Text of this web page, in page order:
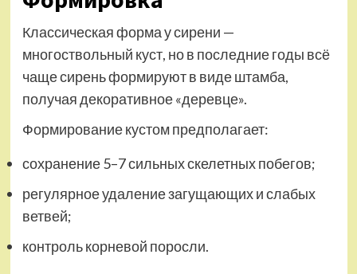
Классическая форма у сирени —
многоствольный куст, но в последние годы всё
чаще сирень формируют в виде штамба,
получая декоративное «деревце».
Формирование кустом предполагает:
сохранение 5–7 сильных скелетных побегов;
регулярное удаление загущающих и слабых
ветвей;
контроль корневой поросли.